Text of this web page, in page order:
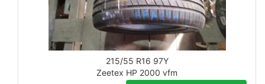
215/55 R16 97Y
Zeetex HP 2000 vfm